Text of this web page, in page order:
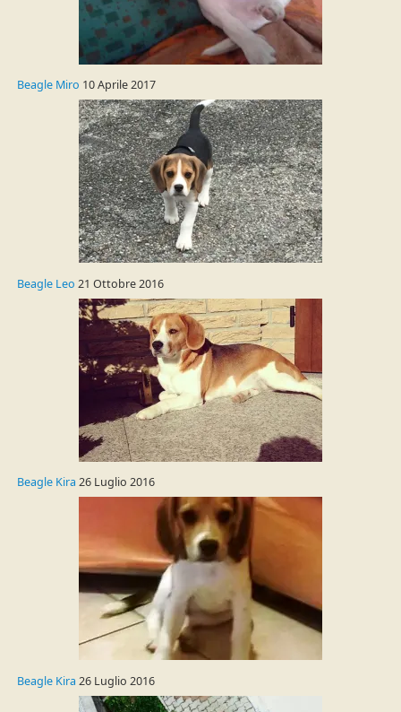
Beagle Miro 10 Aprile 2017
Beagle Leo 21 Ottobre 2016
Beagle Kira 26 Luglio 2016
Beagle Kira 26 Luglio 2016